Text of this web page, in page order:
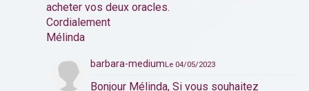
acheter vos deux oracles.
Cordialement
Mélinda
barbara-mediumLe 04/05/2023
Bonjour Mélinda, Si vous souhaitez